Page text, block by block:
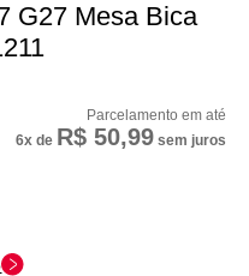
G27 Mesa Bica
6x de R$ 50,99sem juros